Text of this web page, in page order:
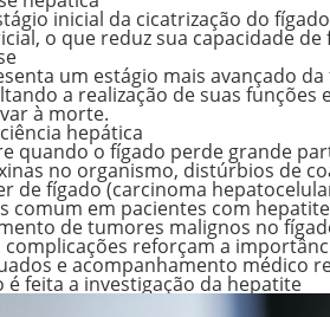
inicial da cicatrização do
o que reduz sua capacidade
um estágio mais avançado
a realização de suas
à morte.
hepática
quando o fígado perde grande
no organismo, distúrbios de
de fígado (carcinoma
comum em pacientes com
de tumores malignos no
complicações reforçam a
e acompanhamento médico
é feita a investigação da hepatite